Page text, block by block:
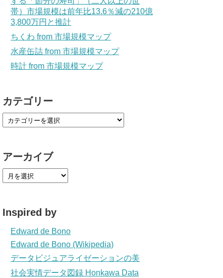
帯）市場規模は前年比13.6％減の210億
3,800万円と推計
ちくわ from 市場規模マップ
水産缶詰 from 市場規模マップ
時計 from 市場規模マップ
カテゴリー
アーカイブ
Inspired by
Edward de Bono
Edward de Bono (Wikipedia)
データビジュアライゼーションの美
社会実情データ図録 Honkawa Data